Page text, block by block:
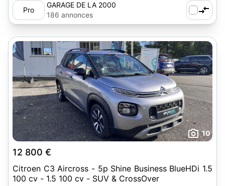
Pro
GARAGE DE LA 2000
186 annonces
10
12 800 €
Citroen C3 Aircross - 5p Shine Business BlueHDi 1.5
100 cv - 1.5 100 cv - SUV & CrossOver